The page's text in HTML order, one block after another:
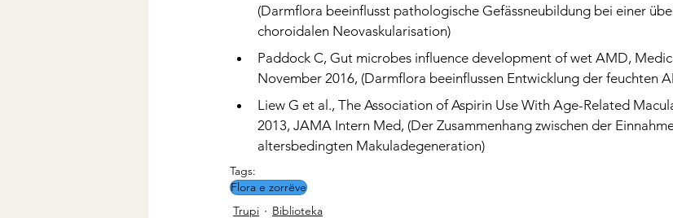
(Darmflora beeinflusst pathologische Gefässneubildung bei einer
choroidalen Neovaskularisation)
Paddock C, Gut microbes influence development of wet AMD,
November 2016, (Darmflora beeinflussen Entwicklung der feuchten
Liew G et al., The Association of Aspirin Use With Age-Related
2013, JAMA Intern Med, (Der Zusammenhang zwischen der
altersbedingten Makuladegeneration)
Tags:
Flora e zorrëve
Trupi
Biblioteka